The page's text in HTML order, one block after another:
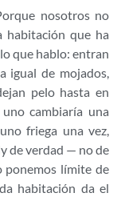
nosotros no
habitación que ha
que hablo: entran
igual de mojados,
pelo hasta en
cambiaría una
friega una vez,
de verdad — no de
ponemos límite de
habitación da el